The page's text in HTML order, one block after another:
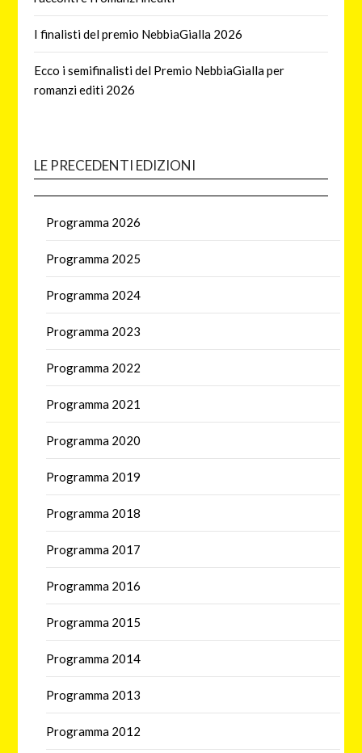
I finalisti del premio NebbiaGialla 2026
Ecco i semifinalisti del Premio NebbiaGialla per
romanzi editi 2026
LE PRECEDENTI EDIZIONI
Programma 2026
Programma 2025
Programma 2024
Programma 2023
Programma 2022
Programma 2021
Programma 2020
Programma 2019
Programma 2018
Programma 2017
Programma 2016
Programma 2015
Programma 2014
Programma 2013
Programma 2012